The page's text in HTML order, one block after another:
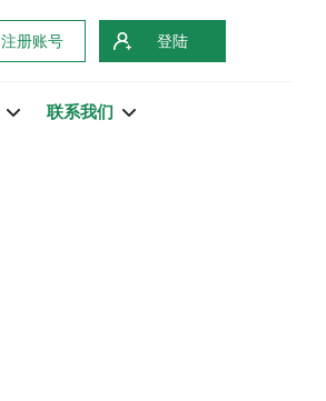
注册账号 登陆
联系我们